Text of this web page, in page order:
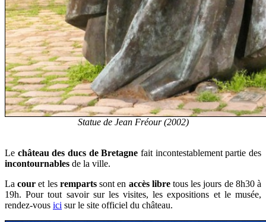
Statue de Jean Fréour (2002)
Le château des ducs de Bretagne fait incontestablement partie des
incontournables de la ville.
Lacour et les rempartssont en accès libretous les jours de 8h30 à
19h. Pour tout savoir sur les visites, les expositions et le musée,
rendez-vous ici sur le site officiel du château.